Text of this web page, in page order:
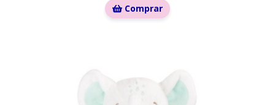
Comprar